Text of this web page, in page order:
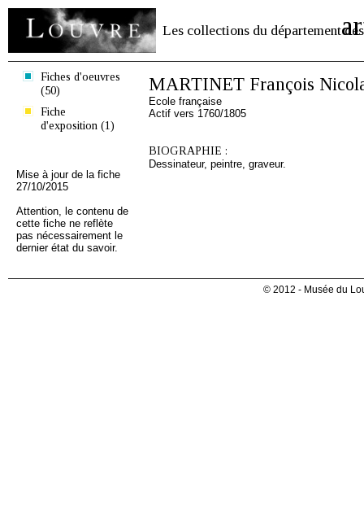
Les collections du département des
Fiches d'oeuvres
(50)
Fiche
d'exposition (1)
Mise à jour de la fiche
27/10/2015
Attention, le contenu de
cette fiche ne reflète
pas nécessairement le
dernier état du savoir.
MARTINET François
Ecole française
Actif vers 1760/1805
BIOGRAPHIE :
Dessinateur, peintre, graveur.
© 2012 - Musée du